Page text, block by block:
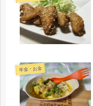
年金・お金